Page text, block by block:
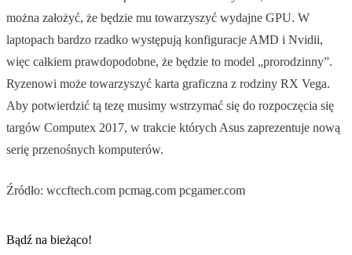
można założyć, że będzie mu towarzyszyć wydajne GPU. W
laptopach bardzo rzadko występują konfiguracje AMD i Nvidii,
więc całkiem prawdopodobne, że będzie to model „prorodzinny”.
Ryzenowi może towarzyszyć karta graficzna z rodziny RX Vega.
Aby potwierdzić tą tezę musimy wstrzymać się do rozpoczęcia się
targów Computex 2017, w trakcie których Asus zaprezentuje nową
serię przenośnych komputerów.
Źródło: wccftech.com pcmag.com pcgamer.com
Bądź na bieżąco!